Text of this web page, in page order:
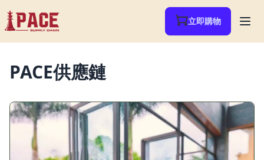
立即購物
PACE供應鏈